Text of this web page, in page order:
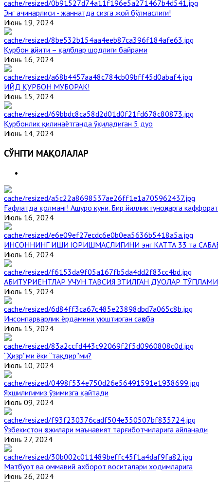
Энг ачинарлиси - жаннатда сизга жой бўлмаслиги!
Июнь 19, 2024
Қурбон ҳайити – қалблар шодлиги байрами
Июнь 16, 2024
ИЙД ҚУРБОН МУБОРАК!
Июнь 15, 2024
Қурбонлик қилинаётганда ўқиладиган 5 дуо
Июнь 14, 2024
СЎНГГИ МАҚОЛАЛАР
Ғафлатда қолманг! Ашуро куни. Бир йиллик гуноҳларга
Июль 16, 2024
ИНСОННИНГ ИШИ ЮРИШМАСЛИГИНИ энг КАТТА 33 та
Июль 16, 2024
АБИТУРИЕНТЛАР УЧУН ТАВСИЯ ЭТИЛГАН ДУОЛАР ТЎПЛАМИ
Июль 15, 2024
Инсонпарварлик ёрдамини уюштирган саҳоба
Июль 15, 2024
“Ҳизр”ми ёки “тақдир”ми?
Июль 10, 2024
Яхшилигимиз ўзимизга қайтади
Июль 09, 2024
Ўзбекистон ҳожилари маънавият тарғиботчиларига айланади
Июнь 27, 2024
Матбуот ва оммавий ахборот воситалари ходимларига
Июнь 26, 2024